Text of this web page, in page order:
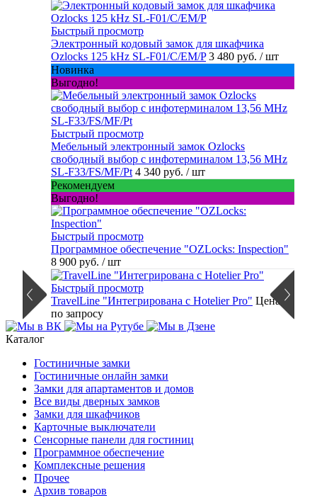
Быстрый просмотр
Электронный кодовый замок для шкафчика
Ozlocks 125 kHz SL-F01/C/EM/P 3 480 руб. / шт
Новинка
Выгодно!
Быстрый просмотр
Мебельный электронный замок Ozlocks
свободный выбор с инфотерминалом 13,56 MHz
SL-F33/FS/MF/Pt 4 340 руб. / шт
Рекомендуем
Выгодно!
Быстрый просмотр
Программное обеспечение "OZLocks: Inspection"
8 900 руб. / шт
Быстрый просмотр
TravelLine "Интегрирована с Hotelier Pro" Цена
по запросу
Каталог
Гостиничные замки
Гостиничные онлайн замки
Замки для апартаментов и домов
Все виды дверных замков
Замки для шкафчиков
Карточные выключатели
Сенсорные панели для гостиниц
Программное обеспечение
Комплексные решения
Прочее
Архив товаров